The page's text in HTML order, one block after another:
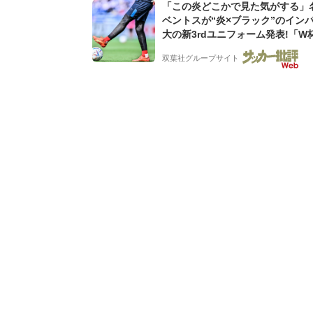
「この炎どこかで見た気がする」
ベントスが“炎×ブラック”のイン
大の新3rdユニフォーム発表!「W
ンス大会の日本代表の色違いを感
る」
双葉社グループサイト